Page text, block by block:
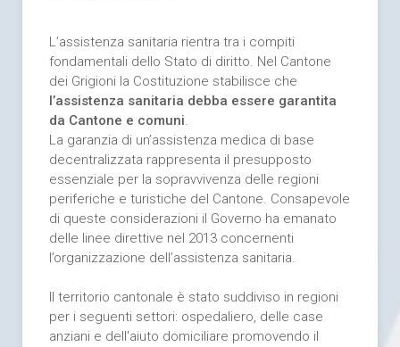
L’assistenza sanitaria rientra tra i compiti
fondamentali dello Stato di diritto. Nel Cantone
dei Grigioni la Costituzione stabilisce che
l’assistenza sanitaria debba essere garantita
da Cantone e comuni.
La garanzia di un’assistenza medica di base
decentralizzata rappresenta il presupposto
essenziale per la sopravvivenza delle regioni
periferiche e turistiche del Cantone. Consapevole
di queste considerazioni il Governo ha emanato
delle linee direttive nel 2013 concernenti
l’organizzazione dell’assistenza sanitaria.
Il territorio cantonale è stato suddiviso in regioni
per i seguenti settori: ospedaliero, delle case
anziani e dell'aiuto domiciliare promovendo il